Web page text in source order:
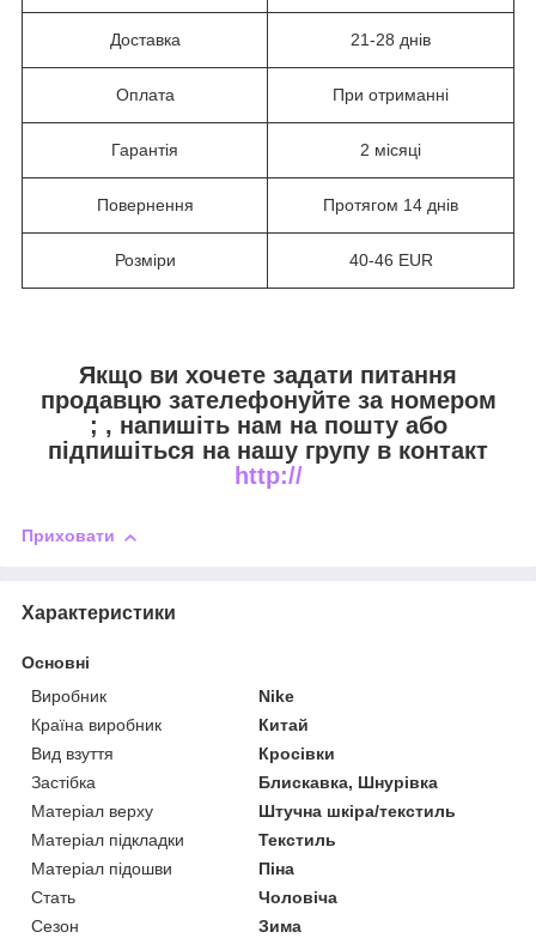
Доставка 21-28 днів
Оплата При отриманні
Гарантія 2 місяці
Повернення Протягом 14 днів
Розміри 40-46 EUR
Якщо ви хочете задати питання
продавцю зателефонуйте за номером
; , напишіть нам на пошту або
підпишіться на нашу групу в контакт
http://
Приховати
Характеристики
Основні
Виробник
Nike
Країна виробник
Китай
Вид взуття
Кросівки
Застібка
Блискавка, Шнурівка
Матеріал верху
Штучна шкіра/текстиль
Матеріал підкладки
Текстиль
Матеріал підошви
Піна
Стать
Чоловіча
Сезон
Зима